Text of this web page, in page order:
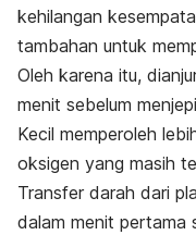
kehilangan
tambahan untuk
Oleh karena itu,
menit sebelum
Kecil memperoleh
oksigen yang masih
Transfer darah dari
dalam menit pertama